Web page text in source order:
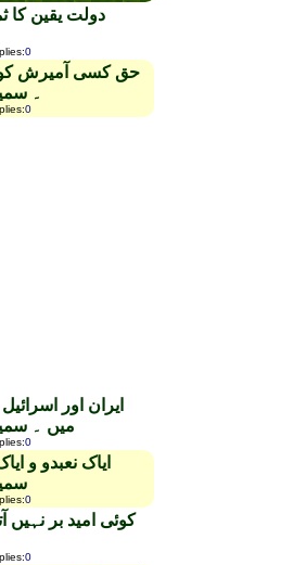
دولت یقین کا
:0
حق کسی آمیرش کو
۔
:0
ایران اور
میں ۔
:0
ایاک نعبدو و
:0
کوئی امید بر
:0